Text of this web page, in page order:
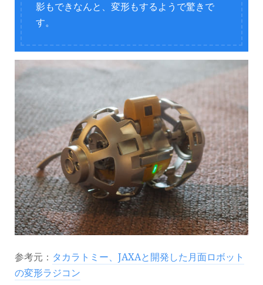
影もできなんと、変形もするようで驚きで
す。
参考元： タカラトミー、JAXAと開発した月面ロボット
の変形ラジコン